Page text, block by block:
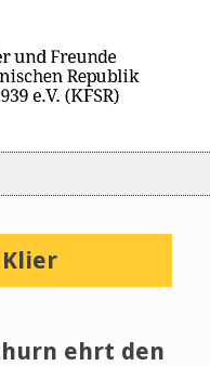
Klier
ehrt den